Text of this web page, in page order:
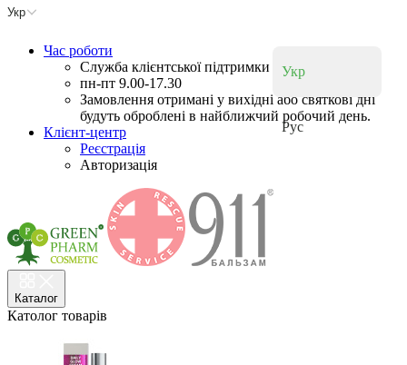
Укр
Укр
Рус
Час роботи
Служба клієнтської підтримки працює:
пн-пт 9.00-17.30
Замовлення отримані у вихідні або святкові дні
будуть оброблені в найближчий робочий день.
Клієнт-центр
Реєстрація
Авторизація
Каталог
Католог товарів